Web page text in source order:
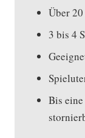
Über
3 bis 4
Bis